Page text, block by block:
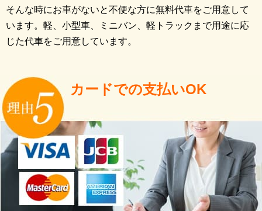
そんな時にお車がないと不便な方に無料代車をご用意して
います。軽、小型車、ミニバン、軽トラックまで用途に応
じた代車をご用意しています。
カードでの支払いOK